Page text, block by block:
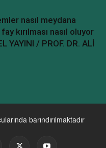
nasıl meydana
kırılması nasıl oluyor
YAYINI / PROF. DR. ALİ
barındırılmaktadır